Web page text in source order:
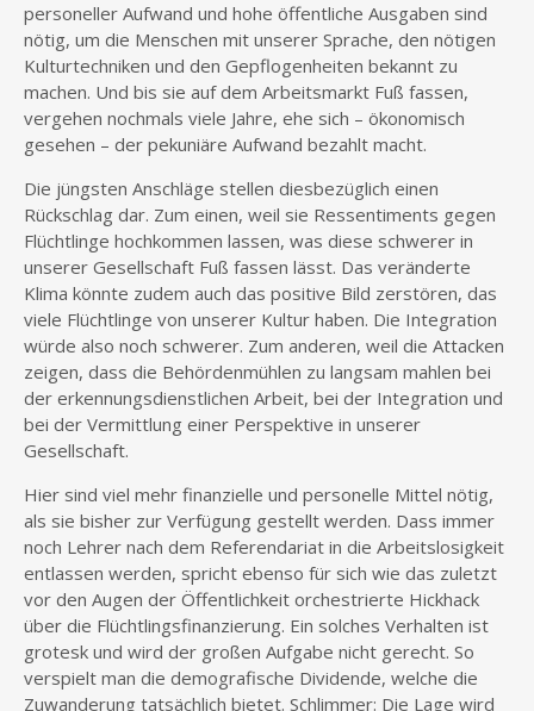
personeller Aufwand und hohe öffentliche Ausgaben sind
nötig, um die Menschen mit unserer Sprache, den nötigen
Kulturtechniken und den Gepflogenheiten bekannt zu
machen. Und bis sie auf dem Arbeitsmarkt Fuß fassen,
vergehen nochmals viele Jahre, ehe sich – ökonomisch
gesehen – der pekuniäre Aufwand bezahlt macht.
Die jüngsten Anschläge stellen diesbezüglich einen
Rückschlag dar. Zum einen, weil sie Ressentiments gegen
Flüchtlinge hochkommen lassen, was diese schwerer in
unserer Gesellschaft Fuß fassen lässt. Das veränderte
Klima könnte zudem auch das positive Bild zerstören, das
viele Flüchtlinge von unserer Kultur haben. Die Integration
würde also noch schwerer. Zum anderen, weil die Attacken
zeigen, dass die Behördenmühlen zu langsam mahlen bei
der erkennungsdienstlichen Arbeit, bei der Integration und
bei der Vermittlung einer Perspektive in unserer
Gesellschaft.
Hier sind viel mehr finanzielle und personelle Mittel nötig,
als sie bisher zur Verfügung gestellt werden. Dass immer
noch Lehrer nach dem Referendariat in die Arbeitslosigkeit
entlassen werden, spricht ebenso für sich wie das zuletzt
vor den Augen der Öffentlichkeit orchestrierte Hickhack
über die Flüchtlingsfinanzierung. Ein solches Verhalten ist
grotesk und wird der großen Aufgabe nicht gerecht. So
verspielt man die demografische Dividende, welche die
Zuwanderung tatsächlich bietet. Schlimmer: Die Lage wird